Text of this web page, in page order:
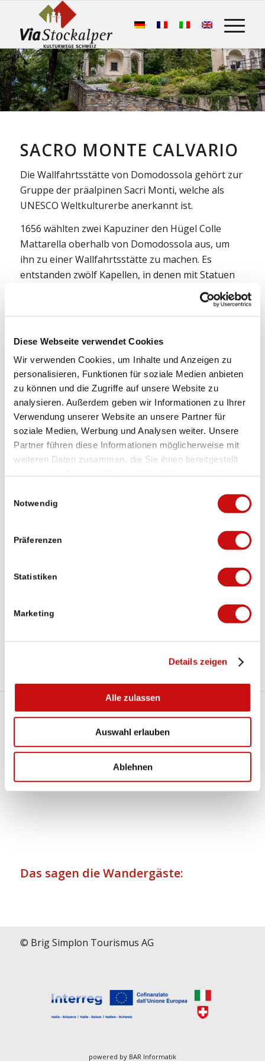
Diese Webseite verwendet Cookies
Wir verwenden Cookies, um Inhalte und Anzeigen zu
personalisieren, Funktionen für soziale Medien anbieten
zu können und die Zugriffe auf unsere Website zu
analysieren. Außerdem geben wir Informationen zu Ihrer
Verwendung unserer Website an unsere Partner für
soziale Medien, Werbung und Analysen weiter. Unsere
Partner führen diese Informationen möglicherweise mit
weiteren Daten zusammen, die Sie ihnen bereitgestellt
Notwendig
Präferenzen
Statistiken
Marketing
Details zeigen
Alle zulassen
Auswahl erlauben
Ablehnen
SACRO MONTE CALVARIO
Die Wallfahrtsstätte von Domodossola gehört zur
Gruppe der präalpinen Sacri Monti, welche als
UNESCO Weltkulturerbe anerkannt ist.
1656 wählten zwei Kapuziner den Hügel Colle
Mattarella oberhalb von Domodossola aus, um
ihn zu einer Wallfahrtsstätte zu machen. Es
entstanden zwölf Kapellen, in denen mit Statuen
oder auf Fresken die Stationen des Kreuzwegs
dargestellt sind und einer zusätzlichen Kapelle für
die Darstellung der Auferstehung Christi. Auf dem
Gipfel des Colle Mattarella erhebt sich die
LAGE UND ANREISE
Der Sacro Monte Calvario ist von Domodossola zu
Fuss gut erreichbar.
Es sind mehrere Parkplätze in Domodossola
zurück
Das sagen die Wandergäste:
© Brig Simplon Tourismus AG
powered by BAR Informatik